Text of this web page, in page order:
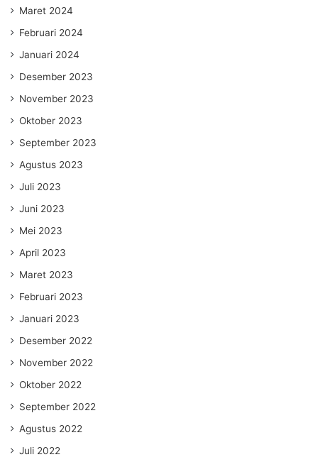
Maret 2024
Februari 2024
Januari 2024
Desember 2023
November 2023
Oktober 2023
September 2023
Agustus 2023
Juli 2023
Juni 2023
Mei 2023
April 2023
Maret 2023
Februari 2023
Januari 2023
Desember 2022
November 2022
Oktober 2022
September 2022
Agustus 2022
Juli 2022